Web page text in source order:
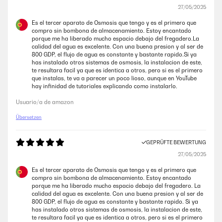
GEPRÜFTE BEWERTUNG
Ich bin begeistert von diesem Wasserfilter. Er ist leise, liefert schnell
saubergefiltertes Wasser und den Unterschied kann man
schmecken.Im Lieferumfang ist alles dabei, kein Gang zum Baumarkt
nötig, das mag ich.Info:Ich habe diesen Wasserfilter inzwischen über
ein Jahr in Benutzung und nie Probleme damit gehabt.Bei dem
Austausch des PCT Filters habe vermutlich ich einen Fehler gemacht
und nicht die Reihenfolge des Reset beachtet, trotzdem wurde mir
unproblematisch und kostenlos ein Ersatzgerät schnell geliefert. Das
nenne ich mehr als perfekten Kundenservice.Noch'n schönen Gruß von
GEPRÜFTE BEWERTUNG
Der Wasserfilter funktioniert einwandfrei und die Qualität des Wassers
ist spürbar verbessert. Die Lieferung war schnell und das Gerät war gut
verpackt. Der Verkäufer war sehr hilfsbereit und freundlich.Obwohl das
Gerät etwas laut ist, musste ich eine Schall- und Vibrationsisolierung
darunter anbringen. Ansonsten ist es sehr empfehlenswert für jeden,
der sauberes und frisches Wasser schätzt.
27/05/2025
Es el tercer aparato de Osmosis que tengo y es el primero que
compro sin bombona de almacenamiento. Estoy encantado
porque me ha liberado mucho espacio debajo del fregadero.La
calidad del agua es excelente. Con una buena presion y al ser de
800 GDP, el flujo de agua es constante y bastante rapido.Si ya
has instalado otros sistemas de osmosis, la instalacion de este,
te resultara facil ya que es identica a otros, pero si es el primero
que instalas, te va a parecer un poco lioso, aunque en YouTube
hay infinidad de tutoriales explicando como instalarlo.
Usuario/a de amazon
Übersetzen
GEPRÜFTE BEWERTUNG
27/05/2025
Es el tercer aparato de Osmosis que tengo y es el primero que
compro sin bombona de almacenamiento. Estoy encantado
porque me ha liberado mucho espacio debajo del fregadero. La
calidad del agua es excelente. Con una buena presion y al ser de
800 GDP, el flujo de agua es constante y bastante rapido. Si ya
has instalado otros sistemas de osmosis, la instalacion de este,
te resultara facil ya que es identica a otros, pero si es el primero